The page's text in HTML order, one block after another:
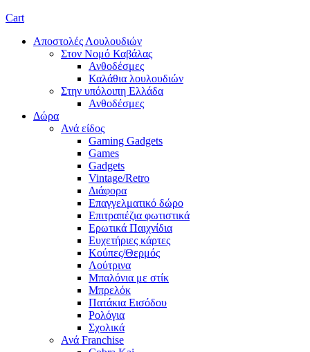
Cart
Αποστολές Λουλουδιών
Στον Νομό Καβάλας
Ανθοδέσμες
Καλάθια λουλουδιών
Στην υπόλοιπη Ελλάδα
Ανθοδέσμες
Δώρα
Ανά είδος
Gaming Gadgets
Games
Gadgets
Vintage/Retro
Διάφορα
Επαγγελματικό δώρο
Επιτραπέζια φωτιστικά
Ερωτικά Παιχνίδια
Ευχετήριες κάρτες
Κούπες/Θερμός
Λούτρινα
Μπαλόνια με στίκ
Μπρελόκ
Πατάκια Εισόδου
Ρολόγια
Σχολικά
Ανά Franchise